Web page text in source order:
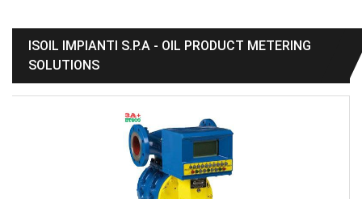
ISOIL IMPIANTI S.P.A - OIL PRODUCT METERING
SOLUTIONS